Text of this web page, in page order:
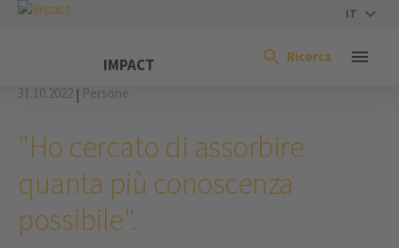
IT
IMPACT Ricerca
31.10.2022 | Persone
"Ho cercato di assorbire
quanta più conoscenza
possibile".